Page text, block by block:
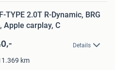
TYPE 2.0T R-Dynamic, BRG
Apple carplay, C
Details
km